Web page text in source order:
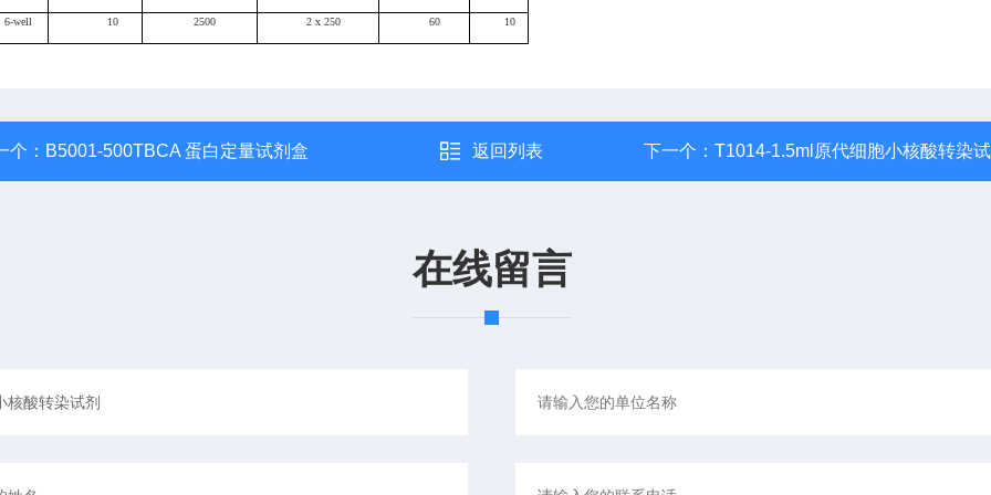
6-well 10 2500 2 x 250 60 10
个： B5001-500TBCA 蛋白定量试剂盒 返回列表 下一个： T1014-1.5ml原代细胞小核酸转染
在线留言